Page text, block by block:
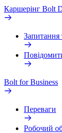
Каршерінг Bolt
Запитання
Bolt for Business
Переваги
Робочий